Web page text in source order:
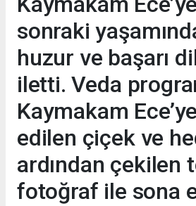
sonraki
huzur ve başarı
iletti. Veda
Kaymakam
edilen çiçek ve
ardından çekilen
fotoğraf ile sona